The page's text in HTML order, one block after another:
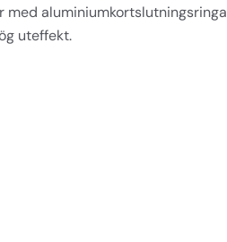
med
uteffekt.